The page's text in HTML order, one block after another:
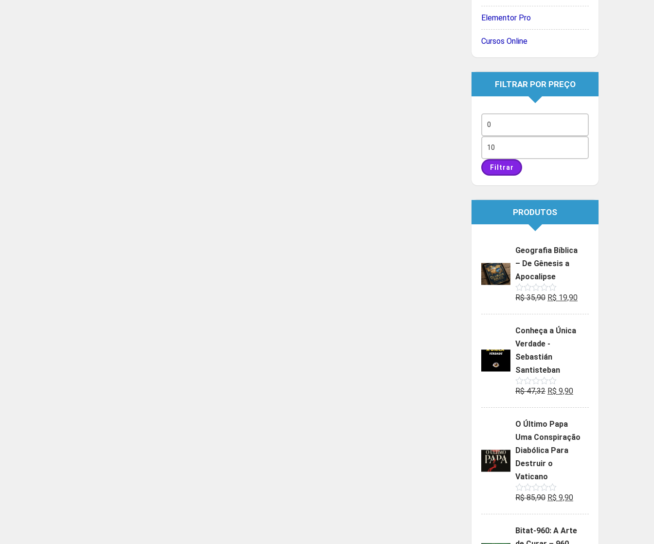
Elementor Pro
Cursos Online
FILTRAR POR PREÇO
mínimo
máximo
Filtrar
PRODUTOS
Geografia Bíblica
– De Gênesis a
Apocalipse
Avaliação
de
R$35,90 O
era:
R$ 19,90O
Conheça a Única
Verdade -
Sebastián
Santisteban
Avaliação
de
R$47,32 O
era:
R$ 47,32.
R$ 9,90O
R$ 9,90.
O Último Papa
Uma Conspiração
Diabólica Para
Destruir o
Vaticano
Avaliação
de
R$85,90 O
era:
R$ 9,90O
é:
Bitat-960: A Arte